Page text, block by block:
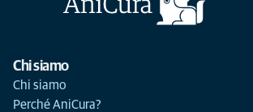
Chi siamo
Chi siamo
Perché AniCura?